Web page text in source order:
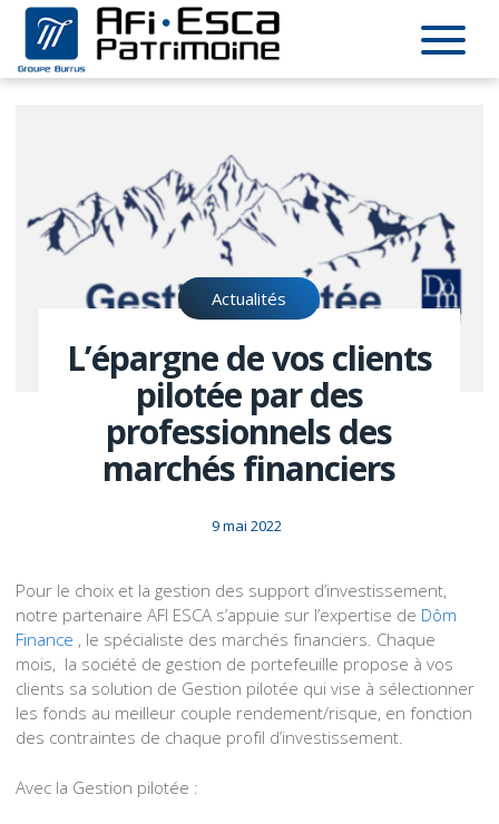
L’épargne de vos clients
pilotée par des
professionnels des
marchés financiers
9 mai 2022
Actualités
Pour le choix et la gestion des support d’investissement,
notre partenaire AFI ESCA s’appuie sur l’expertise de Dôm
Finance , le spécialiste des marchés financiers. Chaque
mois, la société de gestion de portefeuille propose à vos
clients sa solution de Gestion pilotée qui vise à sélectionner
les fonds au meilleur couple rendement/risque, en fonction
des contraintes de chaque profil d’investissement.
Avec la Gestion pilotée :